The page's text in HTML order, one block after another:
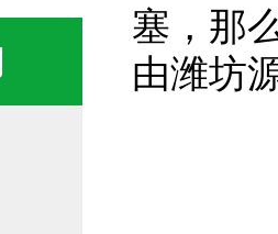
塞，那
由潍坊